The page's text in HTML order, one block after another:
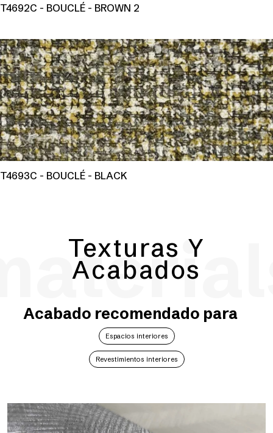
T4692C - BOUCLÉ - BROWN 2
T4693C - BOUCLÉ - BLACK
Texturas Y
Acabados
Acabado recomendado para
Espacios interiores
Revestimientos interiores